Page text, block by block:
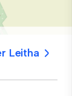
Leitha